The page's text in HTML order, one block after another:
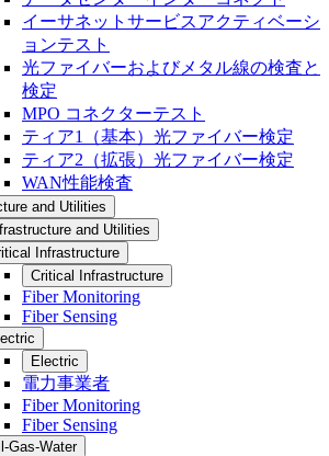
イーサネットサービスアクティベーシ
ョンテスト
光ファイバーおよびメタル線の検査と
検定
MPO コネクターテスト
ティア1（基本）光ファイバー検定
ティア2（拡張）光ファイバー検定
WAN性能検査
and Utilities
and Utilities
Infrastructure
Critical Infrastructure
Fiber Monitoring
Fiber Sensing
Electric
電力事業者
Fiber Monitoring
Fiber Sensing
Gas-Water